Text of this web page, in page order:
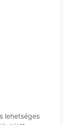
lehetséges